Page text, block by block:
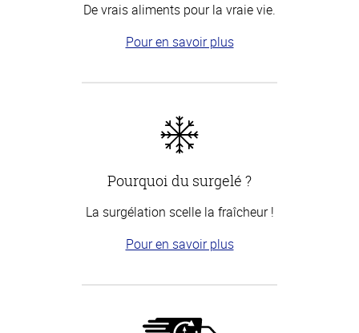
De vrais aliments pour la vraie vie.
Pour en savoir plus
Pourquoi du surgelé ?
La surgélation scelle la fraîcheur !
Pour en savoir plus